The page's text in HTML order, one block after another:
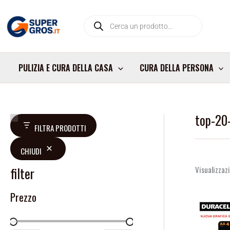
contenuto
search
PULIZIA E CURA DELLA CASA CURA DELLA PERSONA
FILTRA PRODOTTI
CHIUDI
filter
Prezzo
V
a
l
u
t
a
D
s
p
o
n
top-